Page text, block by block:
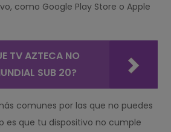
como Google Play Store o Apple
TV AZTECA NO
SUB 20?
comunes por las que no puedes
es que tu dispositivo no cumple